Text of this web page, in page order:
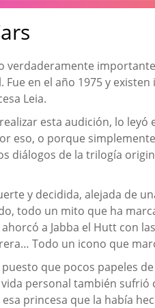
verdaderamente
en el año 1975 y
Leia.
esta audición, lo leyó
eso, o porque
diálogos de la trilogía
y decidida, alejada de
todo un mito que ha
a Jabba el Hutt con
Todo un icono que
que pocos papeles
personal también
princesa que la había